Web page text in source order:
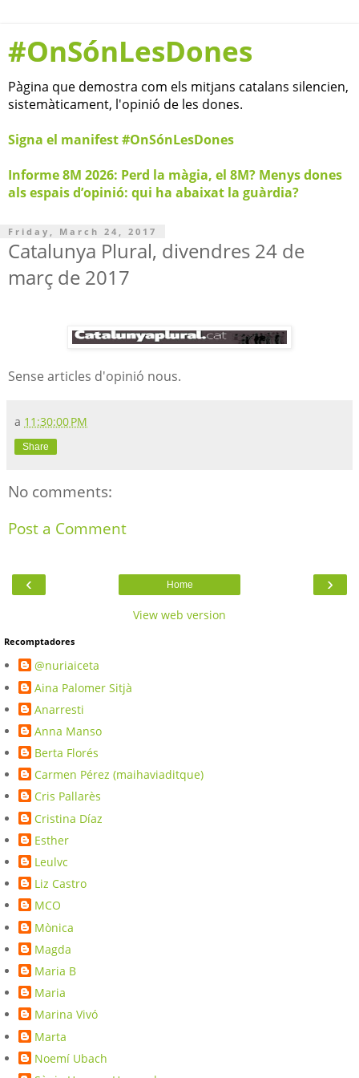
#OnSónLesDones
Pàgina que demostra com els mitjans catalans silencien,
sistemàticament, l'opinió de les dones.
Signa el manifest #OnSónLesDones
Informe 8M 2026: Perd la màgia, el 8M? Menys dones
als espais d’opinió: qui ha abaixat la guàrdia?
Friday, March 24, 2017
Catalunya Plural, divendres 24 de
març de 2017
Sense articles d'opinió nous.
a 11:30:00 PM
Share
No comments:
Post a Comment
‹ ›
Home
View web version
Recomptadores
@nuriaiceta
Aina Palomer Sitjà
Anarresti
Anna Manso
Berta Florés
Carmen Pérez (maihaviaditque)
Cris Pallarès
Cristina Díaz
Esther
Leulvc
Liz Castro
MCO
Mònica
Magda
Maria B
Maria
Marina Vivó
Marta
Noemí Ubach